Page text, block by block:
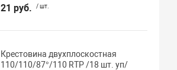
21 руб. / шт.
Крестовина двухплоскостная
110/110/87°/110 RTP /18 шт. уп/